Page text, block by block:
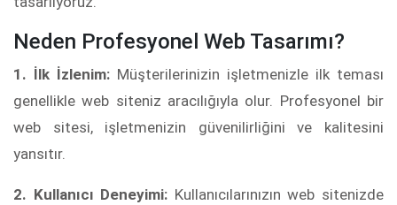
Neden Profesyonel Web Tasarımı?
1. İlk İzlenim: Müşterilerinizin işletmenizle ilk teması
genellikle web siteniz aracılığıyla olur. Profesyonel bir
web sitesi, işletmenizin güvenilirliğini ve kalitesini
yansıtır.
2. Kullanıcı Deneyimi: Kullanıcılarınızın web sitenizde